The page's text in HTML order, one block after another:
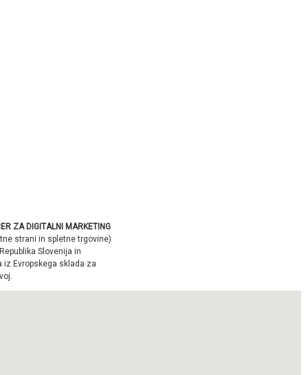
ZA DIGITALNI MARKETING
strani in spletne trgovine)
Slovenija in
iz Evropskega sklada za